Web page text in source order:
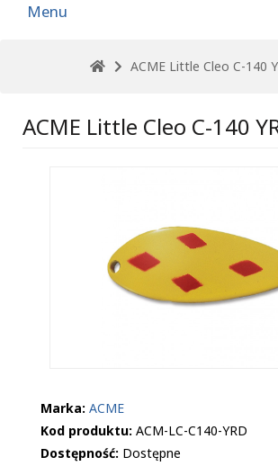
Menu
ACME Little Cleo C-140
ACME Little Cleo C-140
Marka: ACME
Kod produktu: ACM-LC-C140-YRD
Dostępność: Dostępne